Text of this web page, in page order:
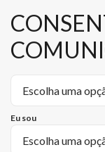
Eu sou